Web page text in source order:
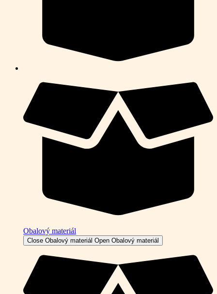
Obalový materiál
Close Obalový materiál Open Obalový materiál